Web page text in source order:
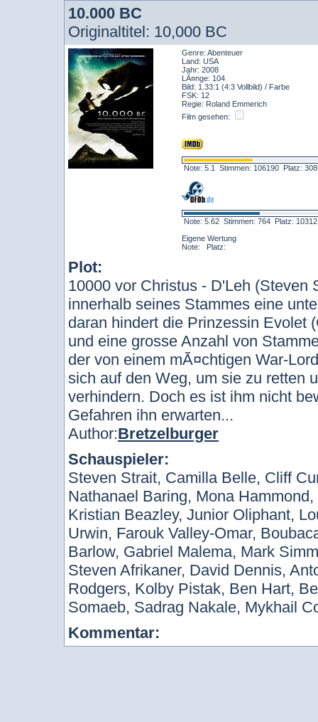
10.000 BC
Originaltitel: 10,000 BC
Genre: Abenteuer
Land: USA
Jahr: 2008
LÃ¤nge: 104
Bild: 1.33:1 (4:3 Vollbild) / Farbe
FSK: 12
Regie: Roland Emmerich
Film gesehen:
Note: 5.1 Stimmen: 106190 Platz:
Note: 5.62 Stimmen: 764 Platz:
Eigene Wertung
Note: Platz:
Plot:
10000 vor Christus - D'Leh (Steven
innerhalb seines Stammes eine
daran hindert die Prinzessin Evolet
und eine grosse Anzahl von
der von einem mÃ¤chtigen War-
sich auf den Weg, um sie zu retten
verhindern. Doch es ist ihm nicht
Gefahren ihn erwarten...
Author:Bretzelburger
Schauspieler:
Steven Strait, Camilla Belle, Cliff
Nathanael Baring, Mona
Kristian Beazley, Junior Oliphant,
Urwin, Farouk Valley-Omar,
Barlow, Gabriel Malema, Mark
Steven Afrikaner, David Dennis,
Rodgers, Kolby Pistak, Ben Hart,
Somaeb, Sadrag Nakale, Mykhail
Kommentar: